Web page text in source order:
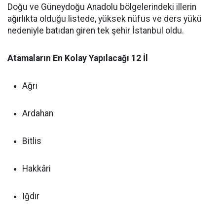
Doğu ve Güneydoğu Anadolu bölgelerindeki illerin
ağırlıkta olduğu listede, yüksek nüfus ve ders yükü
nedeniyle batıdan giren tek şehir İstanbul oldu.
Atamaların En Kolay Yapılacağı 12 İl
Ağrı
Ardahan
Bitlis
Hakkâri
Iğdır